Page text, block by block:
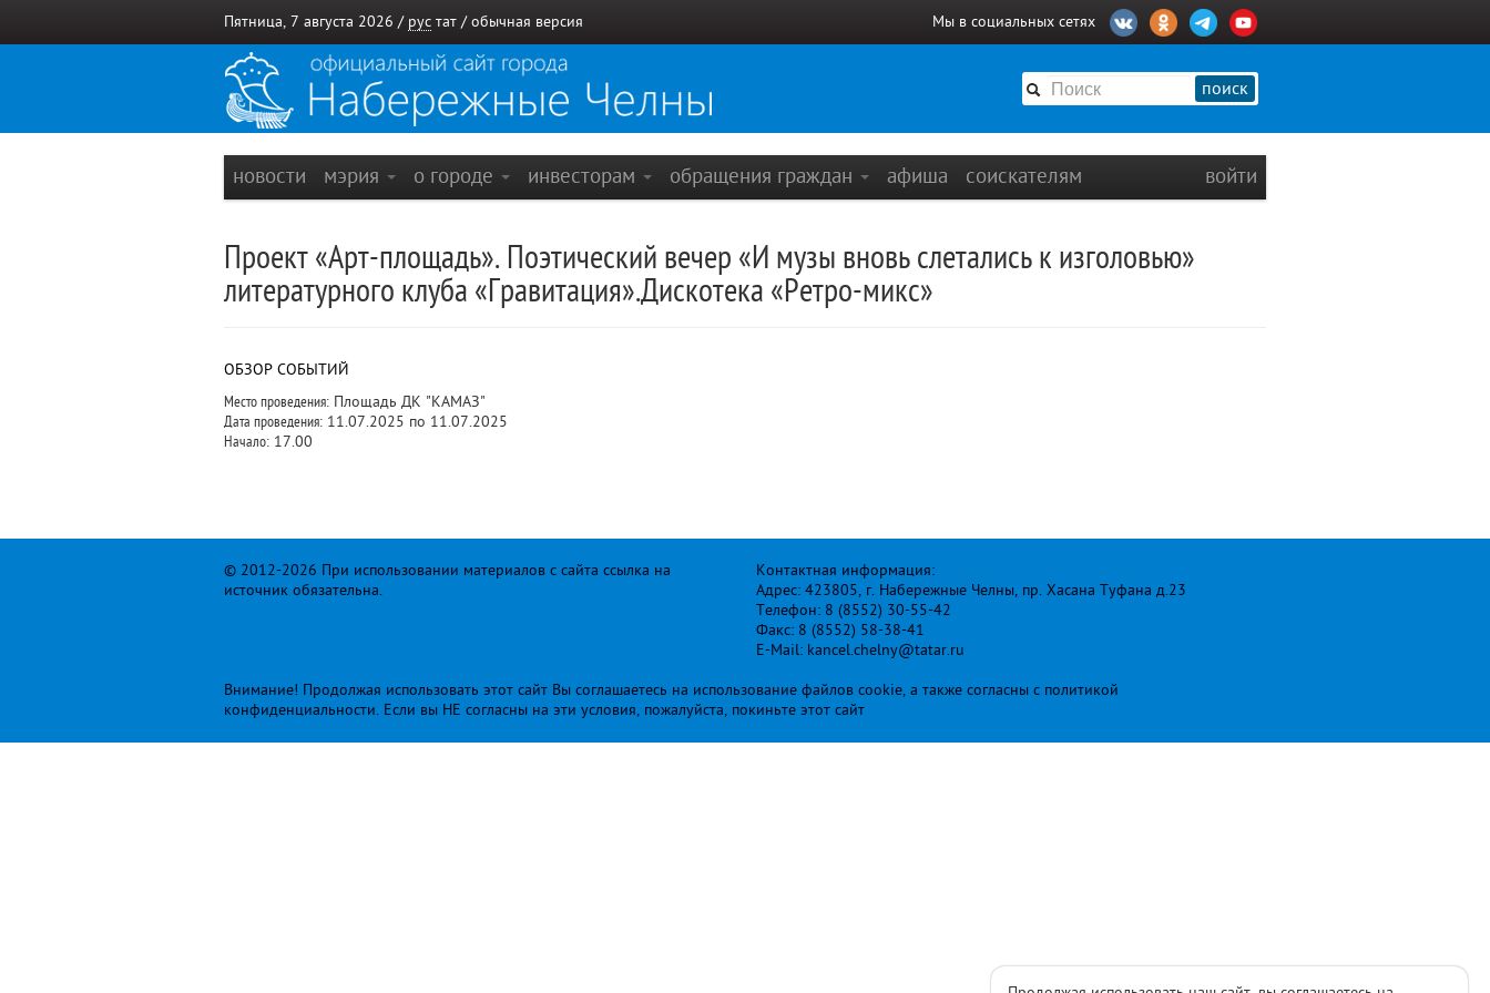
Пятница, 7 августа 2026 / рус тат / обычная версия Мы в социальных сетях
поиск
новости мэрия о городе инвесторам обращения граждан афиша соискателям войти
Проект «Арт-площадь». Поэтический вечер «И музы вновь слетались к изголовью»
литературного клуба «Гравитация».Дискотека «Ретро-микс»
ОБЗОР СОБЫТИЙ
Место проведения: Площадь ДК "КАМАЗ"
Дата проведения: 11.07.2025 по 11.07.2025
Начало: 17.00
© 2012-2026 При использовании материалов с сайта ссылка на
источник обязательна.
Контактная информация:
Адрес: 423805, г. Набережные Челны, пр. Хасана Туфана д.23
Телефон: 8 (8552) 30-55-42
Факс: 8 (8552) 58-38-41
E-Mail: kancel.chelny@tatar.ru
Внимание! Продолжая использовать этот сайт Вы соглашаетесь на использование файлов cookie, а также согласны с политикой
конфиденциальности. Если вы НЕ согласны на эти условия, пожалуйста, покиньте этот сайт